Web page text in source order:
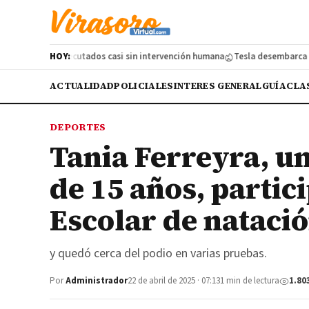
HOY:
ejecutados casi sin intervención humana Tesla desembarca en
ACTUALIDADPOLICIALESINTERES GENERALGUÍA
DEPORTES
Tania Ferreyra,
de 15 años,
Escolar de
y quedó cerca del podio en varias pruebas.
PorAdministrador22 de abril de 2025 · 07:131 min de lectura